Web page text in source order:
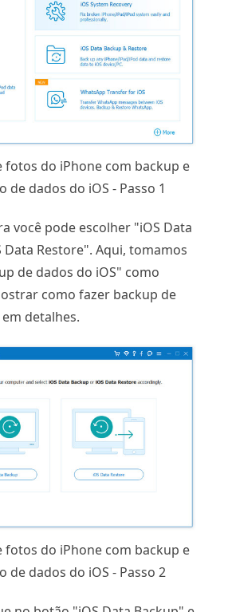
fotos do iPhone com backup e
de dados do iOS - Passo 1
você pode escolher "iOS Data
Data Restore". Aqui, tomamos
de dados do iOS" como
como fazer backup de
detalhes.
fotos do iPhone com backup e
de dados do iOS - Passo 2